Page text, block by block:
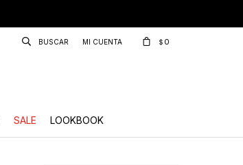
SALE LOOKBOOK
$ 0